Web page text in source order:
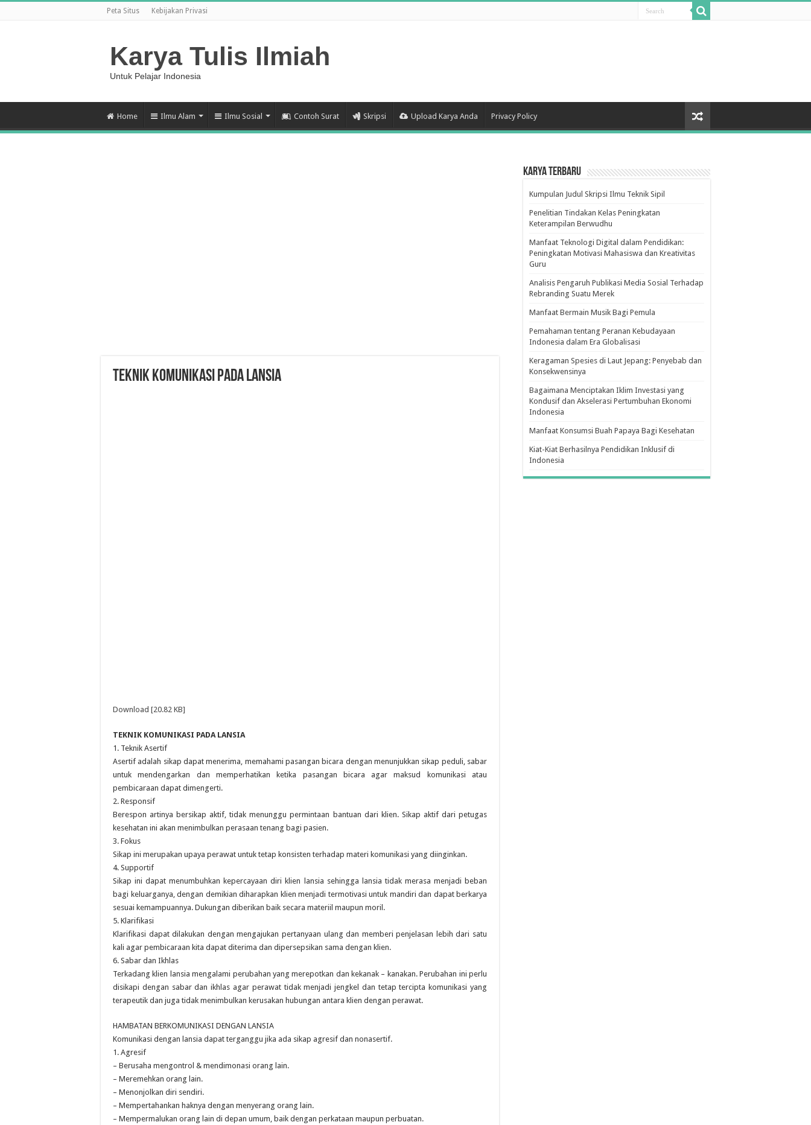
Peta Situs Kebijakan Privasi
Karya Tulis Ilmiah
Untuk Pelajar Indonesia
Home Ilmu Alam Ilmu Sosial Contoh Surat Skripsi Upload Karya Anda Privacy Policy
TEKNIK KOMUNIKASI PADA LANSIA
Download [20.82 KB]
TEKNIK KOMUNIKASI PADA LANSIA
1. Teknik Asertif
Asertif adalah sikap dapat menerima, memahami pasangan bicara dengan menunjukkan sikap peduli, sabar
untuk mendengarkan dan memperhatikan ketika pasangan bicara agar maksud komunikasi atau
pembicaraan dapat dimengerti.
2. Responsif
Berespon artinya bersikap aktif, tidak menunggu permintaan bantuan dari klien. Sikap aktif dari petugas
kesehatan ini akan menimbulkan perasaan tenang bagi pasien.
3. Fokus
Sikap ini merupakan upaya perawat untuk tetap konsisten terhadap materi komunikasi yang diinginkan.
4. Supportif
Sikap ini dapat menumbuhkan kepercayaan diri klien lansia sehingga lansia tidak merasa menjadi beban
bagi keluarganya, dengan demikian diharapkan klien menjadi termotivasi untuk mandiri dan dapat berkarya
sesuai kemampuannya. Dukungan diberikan baik secara materiil maupun moril.
5. Klarifikasi
Klarifikasi dapat dilakukan dengan mengajukan pertanyaan ulang dan memberi penjelasan lebih dari satu
kali agar pembicaraan kita dapat diterima dan dipersepsikan sama dengan klien.
6. Sabar dan Ikhlas
Terkadang klien lansia mengalami perubahan yang merepotkan dan kekanak – kanakan. Perubahan ini perlu
disikapi dengan sabar dan ikhlas agar perawat tidak menjadi jengkel dan tetap tercipta komunikasi yang
terapeutik dan juga tidak menimbulkan kerusakan hubungan antara klien dengan perawat.
HAMBATAN BERKOMUNIKASI DENGAN LANSIA
Komunikasi dengan lansia dapat terganggu jika ada sikap agresif dan nonasertif.
1. Agresif
– Berusaha mengontrol & mendimonasi orang lain.
– Meremehkan orang lain.
– Menonjolkan diri sendiri.
– Mempertahankan haknya dengan menyerang orang lain.
– Mempermalukan orang lain di depan umum, baik dengan perkataan maupun perbuatan.
Karya Terbaru
Kumpulan Judul Skripsi Ilmu Teknik Sipil
Penelitian Tindakan Kelas Peningkatan
Keterampilan Berwudhu
Manfaat Teknologi Digital dalam Pendidikan:
Peningkatan Motivasi Mahasiswa dan Kreativitas
Guru
Analisis Pengaruh Publikasi Media Sosial Terhadap
Rebranding Suatu Merek
Manfaat Bermain Musik Bagi Pemula
Pemahaman tentang Peranan Kebudayaan
Indonesia dalam Era Globalisasi
Keragaman Spesies di Laut Jepang: Penyebab dan
Konsekwensinya
Bagaimana Menciptakan Iklim Investasi yang
Kondusif dan Akselerasi Pertumbuhan Ekonomi
Indonesia
Manfaat Konsumsi Buah Papaya Bagi Kesehatan
Kiat-Kiat Berhasilnya Pendidikan Inklusif di
Indonesia